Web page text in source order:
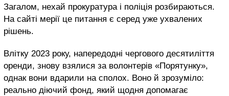
Загалом, нехай прокуратура і поліція розбираються.
На сайті мерії це питання є серед уже ухвалених
рішень.
Влітку 2023 року, напередодні чергового десятиліття
оренди, знову взялися за волонтерів «Порятунку»,
однак вони вдарили на сполох. Воно й зрозуміло:
реально діючий фонд, який щодня допомагає